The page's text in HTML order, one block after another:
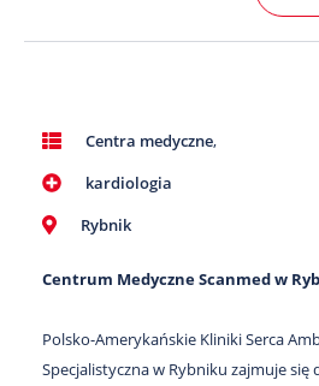
Centra medyczne,
kardiologia
Rybnik
Centrum Medyczne Scanmed w
Polsko-Amerykańskie Kliniki Serca
Specjalistyczna w Rybniku zajmuje się